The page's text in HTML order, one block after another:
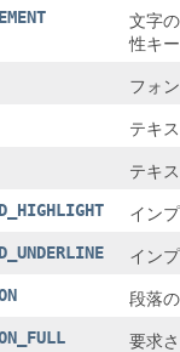
文字
性キ
フォ
テキ
テキ
イン
イン
段落
要求